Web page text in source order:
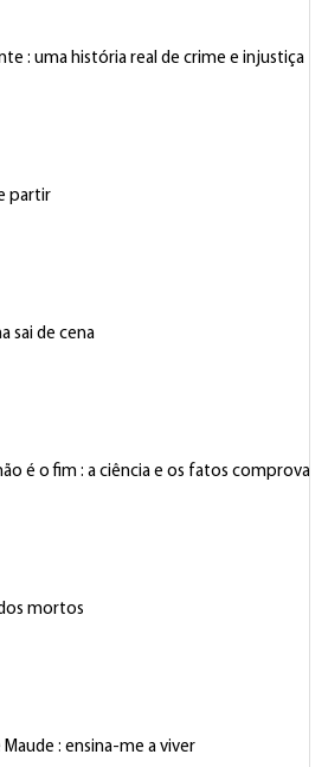
: uma história real de crime e injustiça
partir
sai de cena
é o fim : a ciência e os fatos
mortos
Maude : ensina-me a viver